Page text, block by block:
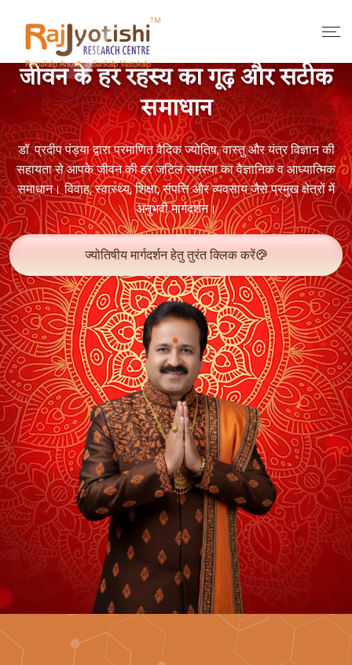
जीवन के हर रहस्य का गूढ़ और सटीक
समाधान
डॉ. प्रदीप पंड्या द्वारा प्रमाणित वैदिक ज्योतिष, वास्तु और यंत्र विज्ञान की
सहायता से आपके जीवन की हर जटिल समस्या का वैज्ञानिक व आध्यात्मिक
समाधान। विवाह, स्वास्थ्य, शिक्षा, संपत्ति और व्यवसाय जैसे प्रमुख क्षेत्रों में
अनुभवी मार्गदर्शन।
ज्योतिषीय मार्गदर्शन हेतु तुरंत क्लिक करें